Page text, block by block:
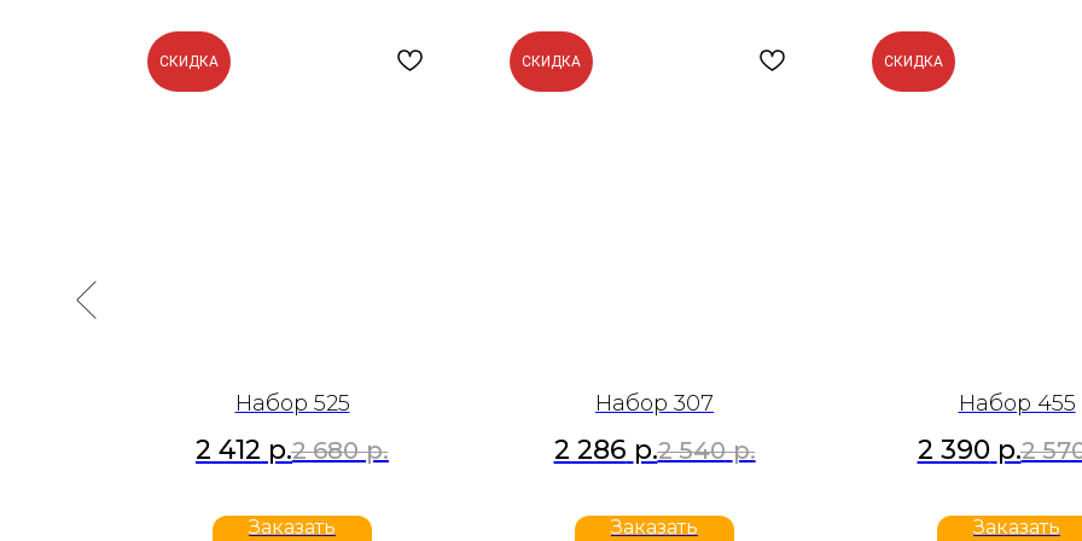
СКИДКА
Набор 525
2 412 р.2 680 р.
Заказать
СКИДКА
Набор 307
2 286 р.2 540 р.
Заказать
СКИДКА
Набор 455
2 390 р.2
Заказать